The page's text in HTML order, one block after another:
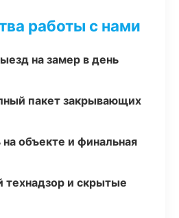
работы с нами
на замер в день
пакет закрывающих
на объекте и финальная
технадзор и скрытые